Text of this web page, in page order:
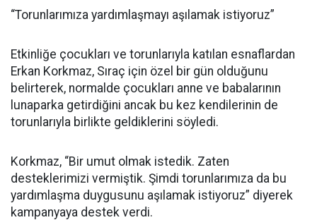
“Torunlarımıza yardımlaşmayı aşılamak istiyoruz”
Etkinliğe çocukları ve torunlarıyla katılan esnaflardan
Erkan Korkmaz, Sıraç için özel bir gün olduğunu
belirterek, normalde çocukları anne ve babalarının
lunaparka getirdiğini ancak bu kez kendilerinin de
torunlarıyla birlikte geldiklerini söyledi.
Korkmaz, “Bir umut olmak istedik. Zaten
desteklerimizi vermiştik. Şimdi torunlarımıza da bu
yardımlaşma duygusunu aşılamak istiyoruz” diyerek
kampanyaya destek verdi.